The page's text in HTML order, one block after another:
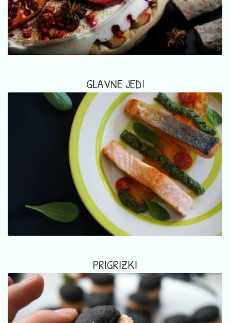
GLAVNE JEDI
PRIGRIZKI